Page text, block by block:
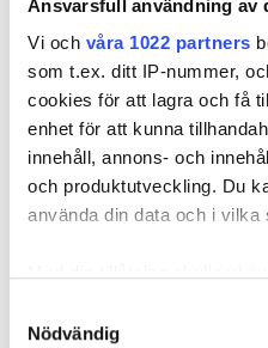
Ansvarsfull användning av
Vi och våra 1022 partners
som t.ex. ditt IP-nummer,
cookies för att lagra och få
enhet för att kunna
innehåll, annons- och
och produktutveckling. Du
använda din data och i vilka
som kan ha en
Nödvändig
Hyresgästen borde ha upptäckt och
domstolarna.
han bott där varken gjort
sprickan har kunnat uppstå.